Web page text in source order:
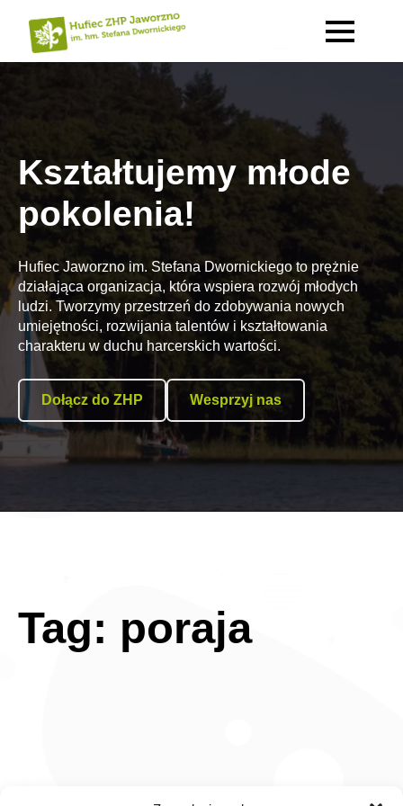
Kształtujemy młode
pokolenia!
Hufiec Jaworzno im. Stefana Dwornickiego to prężnie
działająca organizacja, która wspiera rozwój młodych
ludzi. Tworzymy przestrzeń do zdobywania nowych
umiejętności, rozwijania talentów i kształtowania
charakteru w duchu harcerskich wartości.
Dołącz do ZHP Wesprzyj nas
Tag: poraja